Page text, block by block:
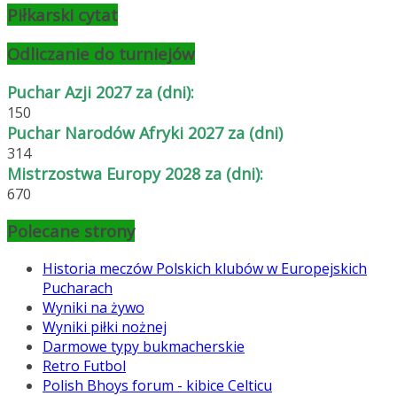
Piłkarski cytat
Odliczanie do turniejów
Puchar Azji 2027 za (dni):
150
Puchar Narodów Afryki 2027 za (dni)
314
Mistrzostwa Europy 2028 za (dni):
670
Polecane strony
Historia meczów Polskich klubów w Europejskich
Pucharach
Wyniki na żywo
Wyniki piłki nożnej
Darmowe typy bukmacherskie
Retro Futbol
Polish Bhoys forum - kibice Celticu